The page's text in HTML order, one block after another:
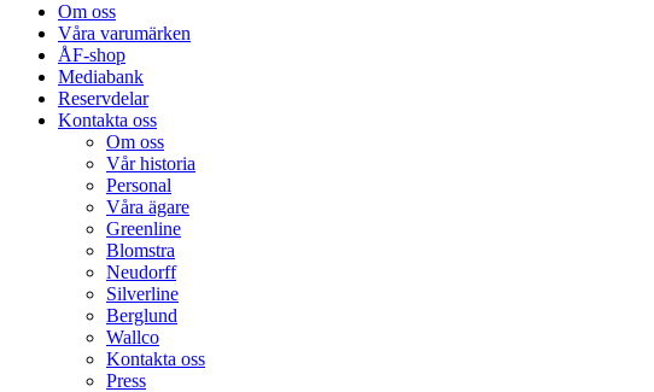
Om oss
Våra varumärken
ÅF-shop
Mediabank
Reservdelar
Kontakta oss
Om oss
Vår historia
Personal
Våra ägare
Greenline
Blomstra
Neudorff
Silverline
Berglund
Wallco
Kontakta oss
Press